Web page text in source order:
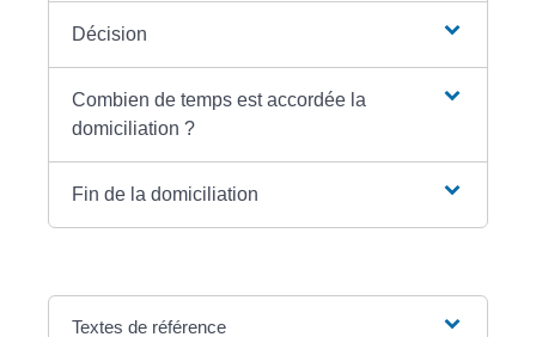
Décision
Combien de temps est accordée la
domiciliation ?
Fin de la domiciliation
Textes de référence